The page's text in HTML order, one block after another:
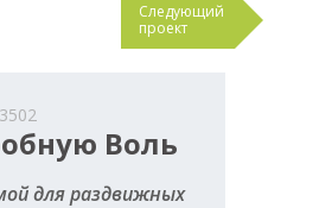
Следующий
проект
Воль
для раздвижных